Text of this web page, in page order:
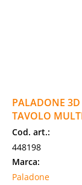
PALADONE
TAVOLO
Cod. art.:
448198
Marca:
Paladone